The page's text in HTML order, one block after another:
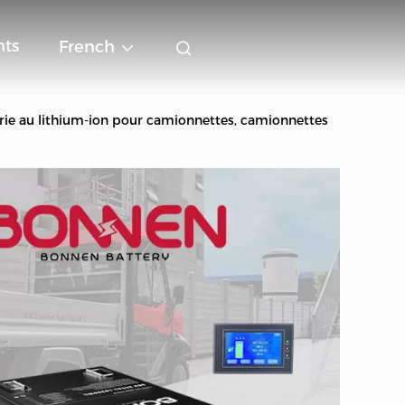
French
au lithium-ion pour camionnettes, camionnettes